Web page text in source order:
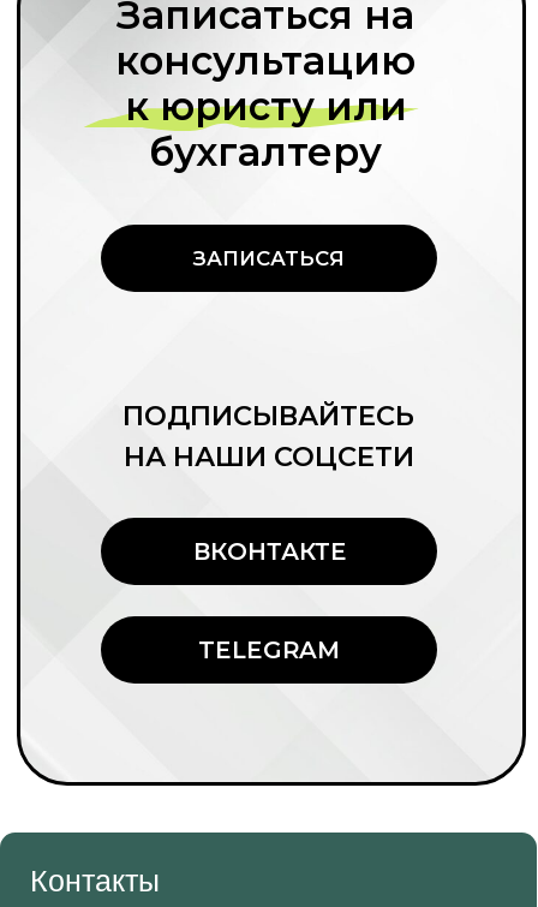
команду» в качестве источника и поставить
ссылку на наш сайт.
ООО «Финансовый и юридический
консалтинг «Правовая команда»
Документы об образовательной деятельности